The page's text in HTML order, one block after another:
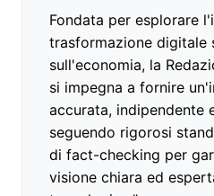
Fondata per esplorare
trasformazione digitale
sull'economia, la
si impegna a fornire
accurata, indipendente
seguendo rigorosi
di fact-checking per
visione chiara ed